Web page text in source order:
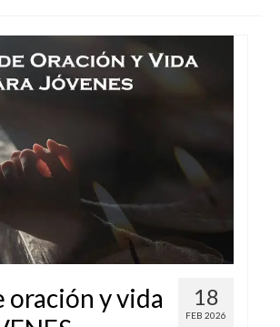
18
FEB 2026
oración y vida